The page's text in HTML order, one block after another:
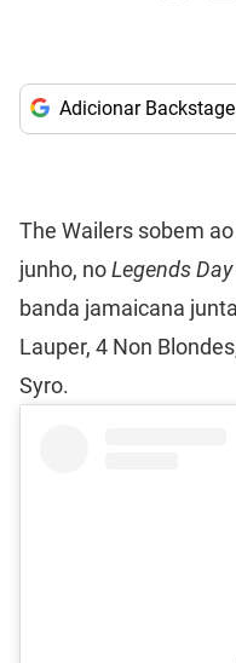
Adicionar
The Wailers sobem
junho, noLegends Day
banda jamaicana
Lauper, 4 Non
Syro.